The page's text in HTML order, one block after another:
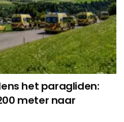
het paragliden:
meter naar